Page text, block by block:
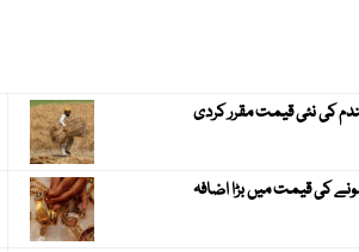
کی نئی قیمت مقرر کردی
کی قیمت میں بڑا اضافہ